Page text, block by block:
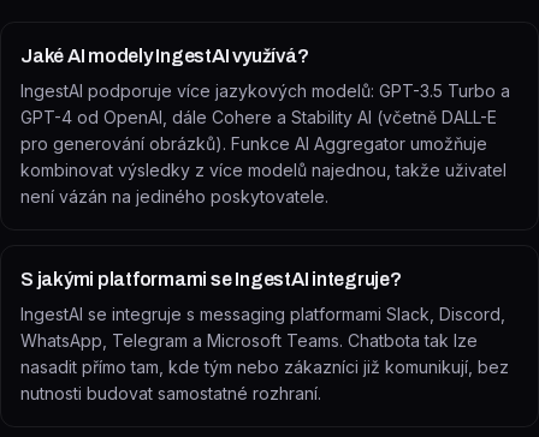
Jaké AI modely IngestAI využívá?
IngestAI podporuje více jazykových modelů: GPT-3.5 Turbo a
GPT-4 od OpenAI, dále Cohere a Stability AI (včetně DALL-E
pro generování obrázků). Funkce AI Aggregator umožňuje
kombinovat výsledky z více modelů najednou, takže uživatel
není vázán na jediného poskytovatele.
S jakými platformami se IngestAI integruje?
IngestAI se integruje s messaging platformami Slack, Discord,
WhatsApp, Telegram a Microsoft Teams. Chatbota tak lze
nasadit přímo tam, kde tým nebo zákazníci již komunikují, bez
nutnosti budovat samostatné rozhraní.